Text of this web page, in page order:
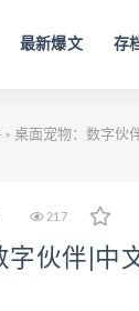
最新爆文 存
> 桌面宠物：数字伙
217
字伙伴|中